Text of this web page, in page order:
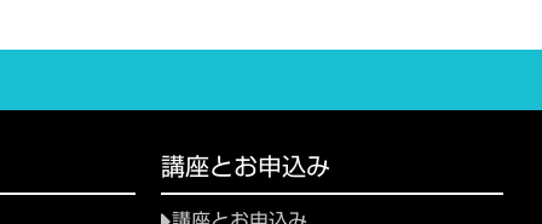
講座とお申込み